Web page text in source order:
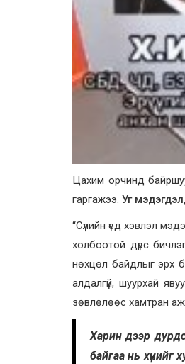
Цахим орчинд
гаргажээ. Уг
“Сүүлийн үед хэвлэл
холбоотой дүрс
нөхцөл байдлыг эрх
алдалгүй, шуурхай
зөвлөлөөс хамтран
Харин дээр
байгаа нь хүнийг